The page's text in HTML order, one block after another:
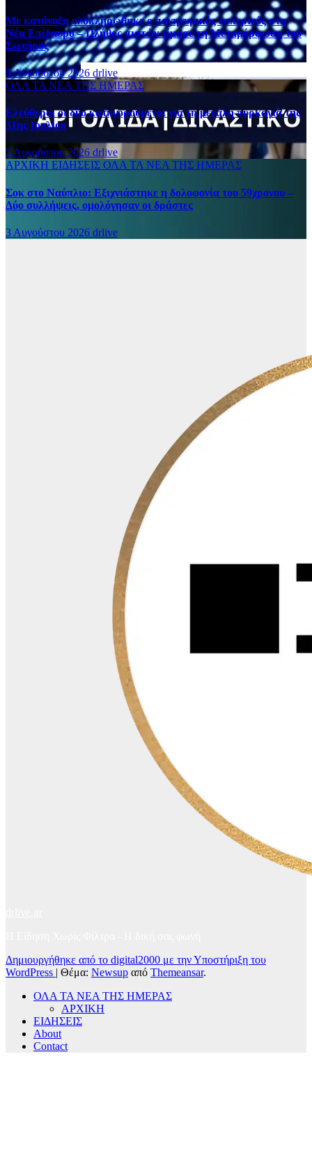
Με κατάνυξη ολοκληρώθηκε ο πανηγυρικός εσπερινός στη
Νέα Επίδαυρο – Πλήθος πιστών τίμησε τη Μεταμόρφωση του
Σωτήρος
5 Αυγούστου 2026 drlive
ΟΛΑ ΤΑ ΝΕΑ ΤΗΣ ΗΜΕΡΑΣ
Ελεύθεροι οι δύο κατηγορούμενοι για τη μεγάλη πυρκαγιά της
31ης Ιουλίου
5 Αυγούστου 2026 drlive
ΑΡΧΙΚΗ ΕΙΔΗΣΕΙΣ ΟΛΑ ΤΑ ΝΕΑ ΤΗΣ ΗΜΕΡΑΣ
Σοκ στο Ναύπλιο: Εξιχνιάστηκε η δολοφονία του 59χρονου –
Δύο συλλήψεις, ομολόγησαν οι δράστες
3 Αυγούστου 2026 drlive
Δημιουργήθηκε από το digital2000 με την Υποστήριξη του
WordPress | Θέμα: Newsup από Themeansar.
ΟΛΑ ΤΑ ΝΕΑ ΤΗΣ ΗΜΕΡΑΣ
ΑΡΧΙΚΗ
ΕΙΔΗΣΕΙΣ
About
Contact